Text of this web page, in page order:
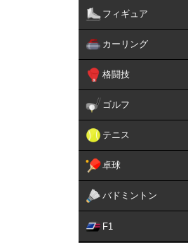
フィギュア
カーリング
格闘技
ゴルフ
テニス
卓球
バドミントン
F1